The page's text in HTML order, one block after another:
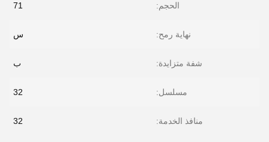
الحجم: 71
نهاية رمح: س
شفة متزايدة: ب
مسلسل: 32
منافذ الخدمة: 32